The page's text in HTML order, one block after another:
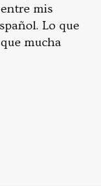
mis
Lo que
mucha